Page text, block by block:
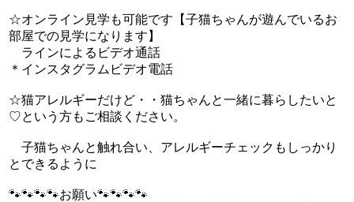
☆オンライン見学も可能です【子猫ちゃんが遊んでいるお
部屋での見学になります】
ラインによるビデオ通話
＊インスタグラムビデオ電話
☆猫アレルギーだけど・・猫ちゃんと一緒に暮らしたいと
♡という方もご相談ください。
子猫ちゃんと触れ合い、アレルギーチェックもしっかり
とできるように
🐾🐾🐾🐾お願い🐾🐾🐾🐾